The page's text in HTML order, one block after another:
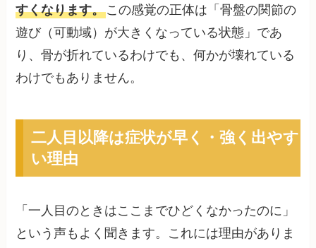
すくなります。この感覚の正体は「骨盤の関節の
遊び（可動域）が大きくなっている状態」であ
り、骨が折れているわけでも、何かが壊れている
わけでもありません。
二人目以降は症状が早く・強く出やす
い理由
「一人目のときはここまでひどくなかったのに」
という声もよく聞きます。これには理由がありま